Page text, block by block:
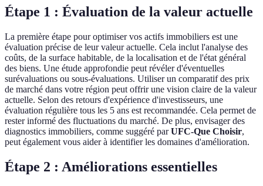
Étape 1 : Évaluation de la valeur actuelle
La première étape pour optimiser vos actifs immobiliers est une
évaluation précise de leur valeur actuelle. Cela inclut l'analyse des
coûts, de la surface habitable, de la localisation et de l'état général
des biens. Une étude approfondie peut révéler d'éventuelles
surévaluations ou sous-évaluations. Utiliser un comparatif des prix
de marché dans votre région peut offrir une vision claire de la valeur
actuelle. Selon des retours d'expérience d'investisseurs, une
évaluation régulière tous les 5 ans est recommandée. Cela permet de
rester informé des fluctuations du marché. De plus, envisager des
diagnostics immobiliers, comme suggéré parUFC-Que Choisir,
peut également vous aider à identifier les domaines d'amélioration.
Étape 2 : Améliorations essentielles